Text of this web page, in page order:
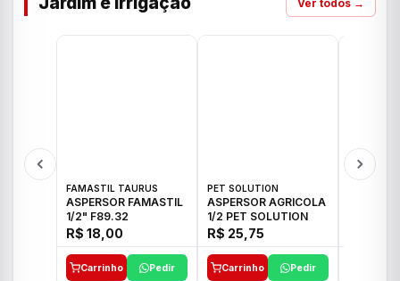
Ver todos →
FAMASTIL TAURUS
ASPERSOR FAMASTIL
1/2" F89.32
R$ 18,00
Carrinho Pedir
PET SOLUTION
ASPERSOR AGRICOLA
1/2 PET SOLUTION
R$ 25,75
Carrinho Pedir